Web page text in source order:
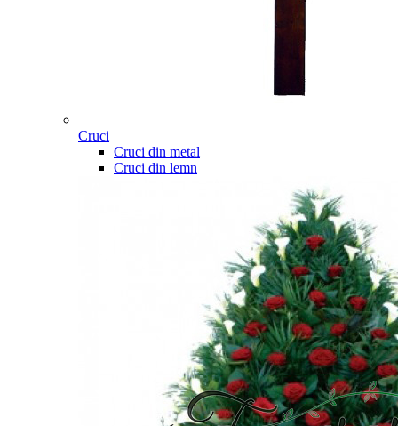
Cruci
Cruci din metal
Cruci din lemn